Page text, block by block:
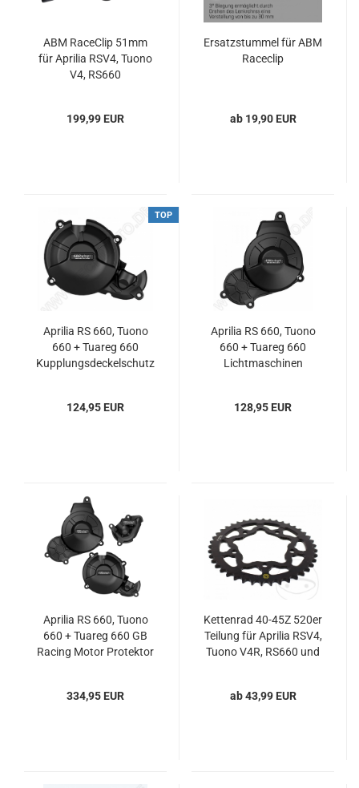
ABM RaceClip 51mm
für Aprilia RSV4, Tuono
V4, RS660
199,99 EUR
Ersatzstummel für ABM
Raceclip
ab 19,90 EUR
TOP
Aprilia RS 660, Tuono
660 + Tuareg 660
Kupplungsdeckelschutz
124,95 EUR
Aprilia RS 660, Tuono
660 + Tuareg 660
Lichtmaschinen
128,95 EUR
Aprilia RS 660, Tuono
660 + Tuareg 660 GB
Racing Motor Protektor
334,95 EUR
Kettenrad 40-45Z 520er
Teilung für Aprilia RSV4,
Tuono V4R, RS660 und
ab 43,99 EUR